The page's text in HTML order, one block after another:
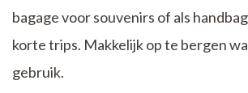
bagage voor souvenirs of als
korte trips. Makkelijk op te bergen
gebruik.